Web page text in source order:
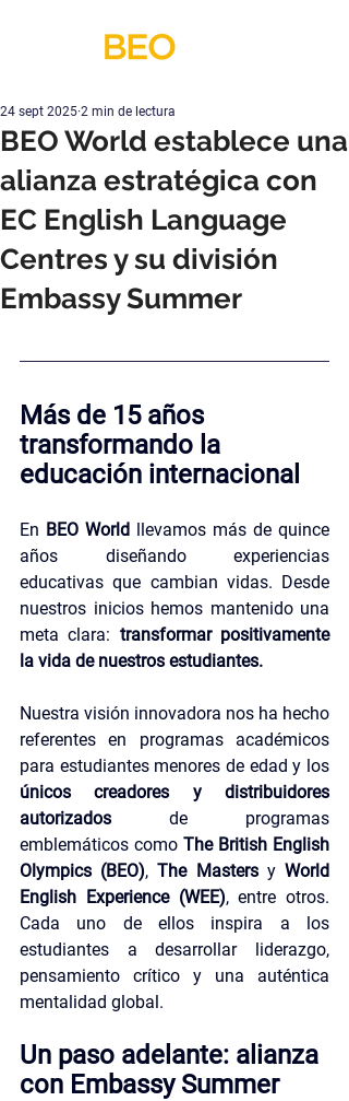
BEO World establece una
alianza estratégica con
EC English Language
Centres y su división
Embassy Summer
24 sept 2025 2 min de lectura
Más de 15 años
transformando la
educación internacional
En BEO World llevamos más de quince
años diseñando experiencias
educativas que cambian vidas. Desde
nuestros inicios hemos mantenido una
meta clara: transformar positivamente
la vida de nuestros estudiantes.
Nuestra visión innovadora nos ha hecho
referentes en programas académicos
únicos creadores y distribuidores
autorizados de programas
emblemáticos como The British English
Olympics (BEO), The Masters y World
English Experience (WEE), entre otros.
Cada uno de ellos inspira a los
estudiantes a desarrollar liderazgo,
pensamiento crítico y una auténtica
mentalidad global.
Un paso adelante: alianza
con Embassy Summer